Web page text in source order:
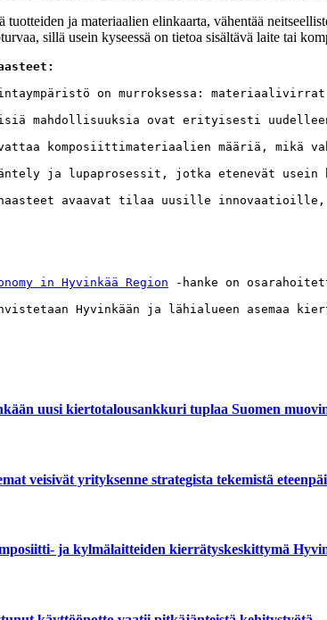
tuotteiden ja materiaalien elinkaarta, vähentää
sillä usein kyseessä on tietoa sisältävä laite tai
on murroksessa:
mahdollisuuksia ovat erityisesti
komposiittimateriaalien määriä, mikä
ja lupaprosessit, jotka etenevät
haasteet avaavat tilaa uusille
in Hyvinkää Region -hanke on
vahvistetaan Hyvinkään ja lähialueen
uusi kiertotalousankkuri tuplaa Suomen
veisivät yrityksenne strategista tekemistä
ja kylmälaitteiden kierrätyskeskittymä